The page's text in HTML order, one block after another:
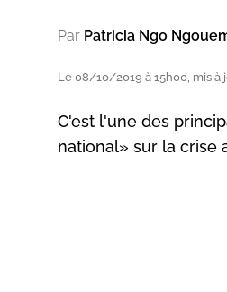
Par Patricia Ngo
Le 08/10/2019 à 15h00, mis
C'est l'une des
national» sur la crise